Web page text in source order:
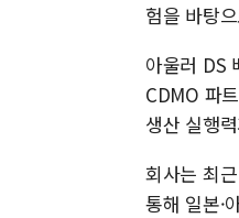
험을 바탕
아울러 DS
CDMO 파
생산 실행
회사는 최
통해 일본·